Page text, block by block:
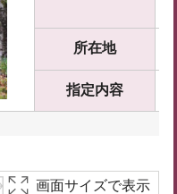
所在地
指定内容
画面サイズで表示